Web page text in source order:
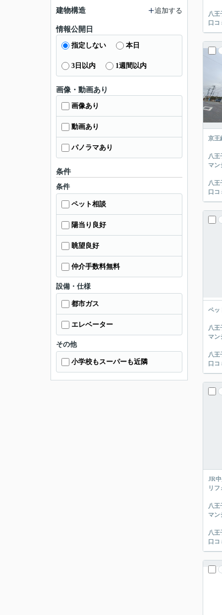
八王
口コ
京王
八王
マ
八王
口コ
ペッ
八王
マ
八王
口コ
JR
リフ
八王
マ
八王
口コ
建物構造 追加する
情報公開日
指定しない 本日
3日以内 1週間以内
画像・動画あり
画像あり
動画あり
パノラマあり
条件
条件
ペット相談
陽当り良好
眺望良好
仲介手数料無料
設備・仕様
都市ガス
エレベーター
その他
小学校もスーパーも近隣